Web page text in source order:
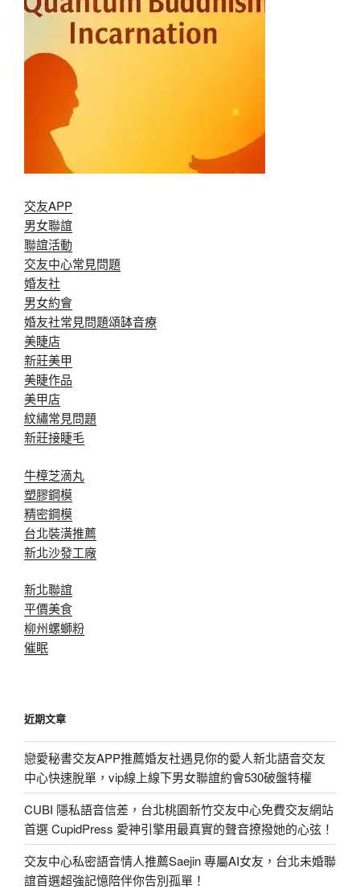
交友APP
男女聯誼
聯誼活動
交友中心常見問題
婚友社
男女約會
婚友社常見問題頌缽音療
美睫店
新莊美甲
美睫作品
美甲店
紋繡常見問題
新莊接睫毛
牛樟芝滴丸
塑膠鋼模
精密鋼模
台北裝潢推薦
新北沙發工廠
新北聯誼
平價美食
柳州螺螄粉
催眠
近期文章
戀愛秘書交友APP推薦婚友社遇見你的愛人新北語音交友
中心快速脫單，vip線上線下男女聯誼約會530破盤特權
CUBI 隱私語音信差，台北桃園新竹交友中心免費交友網站
首選 CupidPress 愛神引擎用最真實的聲音撩撥她的心弦！
交友中心私密語音情人推薦Saejin 專屬AI女友，台北未婚聯
誼首選超強記憶陪伴你告別孤單！